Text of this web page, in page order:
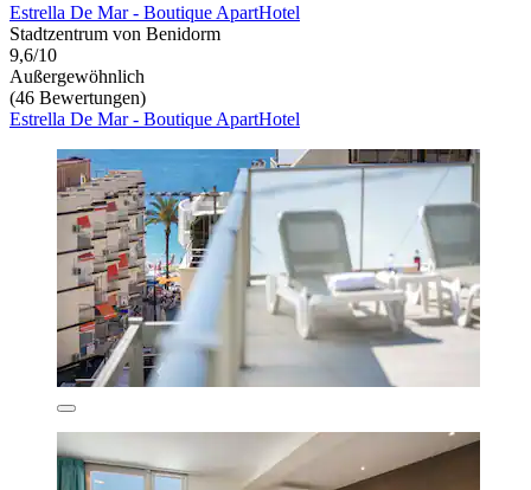
Estrella De Mar - Boutique ApartHotel
Stadtzentrum von Benidorm
9,6/10
Außergewöhnlich
(46 Bewertungen)
Estrella De Mar - Boutique ApartHotel